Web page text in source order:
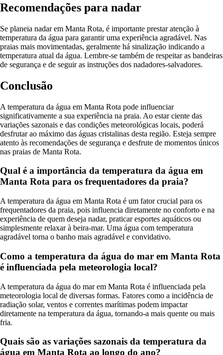
Recomendações para nadar
Se planeia nadar em Manta Rota, é importante prestar atenção à
temperatura da água para garantir uma experiência agradável. Nas
praias mais movimentadas, geralmente há sinalização indicando a
temperatura atual da água. Lembre-se também de respeitar as bandeiras
de segurança e de seguir as instruções dos nadadores-salvadores.
Conclusão
A temperatura da água em Manta Rota pode influenciar
significativamente a sua experiência na praia. Ao estar ciente das
variações sazonais e das condições meteorológicas locais, poderá
desfrutar ao máximo das águas cristalinas desta região. Esteja sempre
atento às recomendações de segurança e desfrute de momentos únicos
nas praias de Manta Rota.
Qual é a importância da temperatura da água em
Manta Rota para os frequentadores da praia?
A temperatura da água em Manta Rota é um fator crucial para os
frequentadores da praia, pois influencia diretamente no conforto e na
experiência de quem deseja nadar, praticar esportes aquáticos ou
simplesmente relaxar à beira-mar. Uma água com temperatura
agradável torna o banho mais agradável e convidativo.
Como a temperatura da água do mar em Manta Rota
é influenciada pela meteorologia local?
A temperatura da água do mar em Manta Rota é influenciada pela
meteorologia local de diversas formas. Fatores como a incidência de
radiação solar, ventos e correntes marítimas podem impactar
diretamente na temperatura da água, tornando-a mais quente ou mais
fria.
Quais são as variações sazonais da temperatura da
água em Manta Rota ao longo do ano?